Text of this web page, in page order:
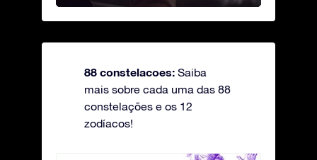
88 constelacoes: Saiba
mais sobre cada uma das 88
constelações e os 12
zodíacos!